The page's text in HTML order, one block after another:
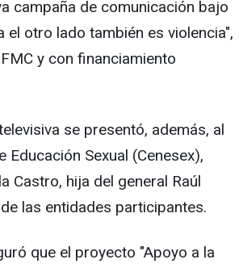
campaña de comunicación bajo
el otro lado también es violencia",
y con financiamiento
se presentó, además, al
Educación Sexual (Cenesex),
Castro, hija del general Raúl
las entidades participantes.
que el proyecto "Apoyo a la